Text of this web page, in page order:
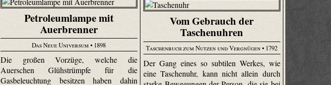
Petroleumlampe mit
Auerbrenner
Das Neue Universum • 1898
Die großen Vorzüge, welche die
Auerschen Glühstrümpfe für die
Gasbeleuchtung besitzen haben dahin
Vom Gebrauch der
Taschenuhren
Taschenbuch zum Nutzen und Vergnügen• 1792
Der Gang eines so subtilen Werkes, wie
eine Taschenuhr, kann nicht allein durch